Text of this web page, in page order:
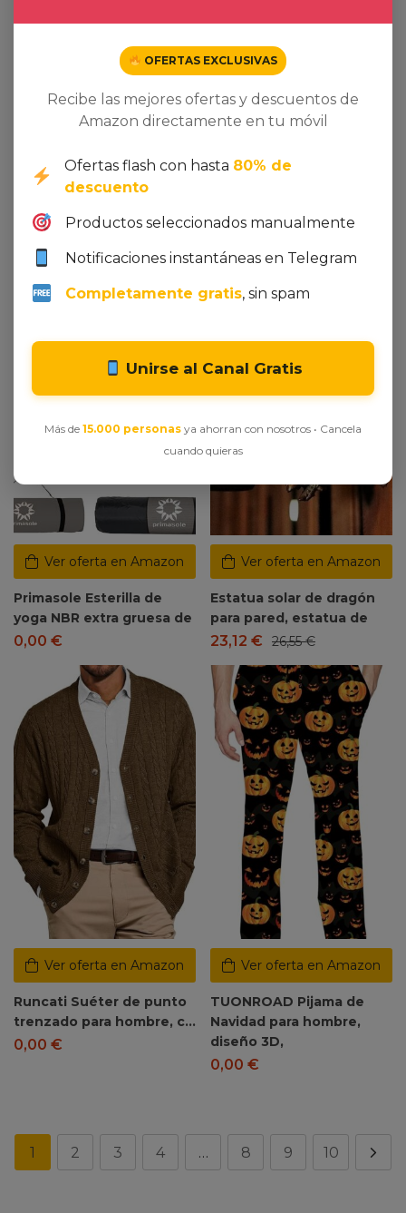
Recipientes de silicona
para almacenamiento de
0,00
Primasole – Esterilla de
0,00 €
Ver oferta en Amazon
Primasole Esterilla de
yoga NBR extra gruesa de
0,00 €
Ver oferta en Amazon
Dto. -13%
Estatua solar de dragón
para pared, estatua de
23,12 € 26,55€
Ver oferta en Amazon
Runcati Suéter de punto
trenzado para hombre, c…
0,00 €
Ver oferta en Amazon
TUONROAD Pijama de
Navidad para hombre,
diseño 3D,
0,00 €
1 2 3 4 … 8 9 10
OFERTAS EXCLUSIVAS
Recibe las mejores ofertas y descuentos de
Amazon directamente en tu móvil
Ofertas flash con hasta 80% de
descuento
Productos seleccionados manualmente
Notificaciones instantáneas en Telegram
Completamente gratis, sin spam
Unirse al Canal Gratis
Más de 15.000 personas ya ahorran con nosotros • Cancela
cuando quieras